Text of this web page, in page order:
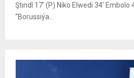
Ştindl 17’ (P) Niko Elwedi 34’ Embolo
“Borussiýa...